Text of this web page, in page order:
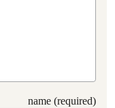
name (required)